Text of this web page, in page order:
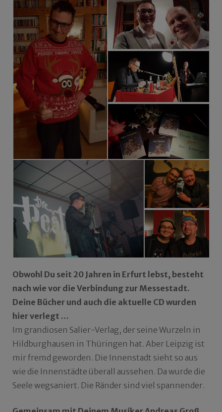
Obwohl Du seit 20 Jahren in Erfurt lebst, besteht
nach wie vor die Verbindung zur Messestadt.
Deine Bücher und auch die aktuelle CD wurden
hier verlegt …
Im grandiosen Salier-Verlag, der seine Wurzeln in
Hildburghausen in Thüringen hat. Aber Leipzig ist
mir fremd geworden. Die Innenstadt sieht so aus
wie die Innenstädte überall aussehen. Da wurde die
Seele wegsaniert. Die Ränder sind viel spannender.